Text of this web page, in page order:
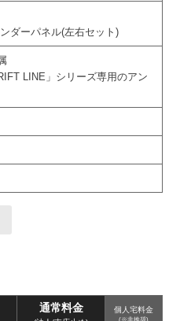
ダーパネル(左右セット)
LINE」シリーズ専用のアン
通常料金 個人宅料金